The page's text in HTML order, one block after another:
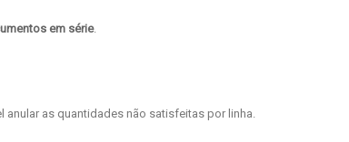
em série.
as quantidades não satisfeitas por linha.